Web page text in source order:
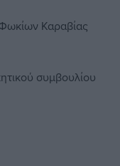
Καραβίας
συμβουλίου